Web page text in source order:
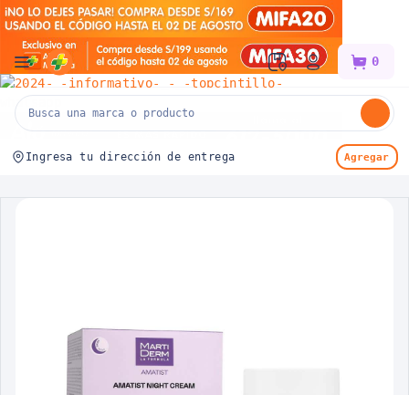
Mifarma 0
Ingresa tu dirección de entrega Agregar